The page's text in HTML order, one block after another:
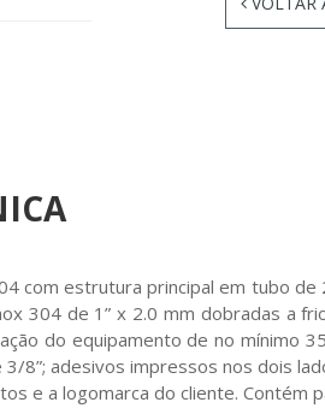
com estrutura principal em tubo
304 de 1” x 2.0 mm dobradas a
do equipamento de no mínimo
8”; adesivos impressos nos dois
e a logomarca do cliente. Contém